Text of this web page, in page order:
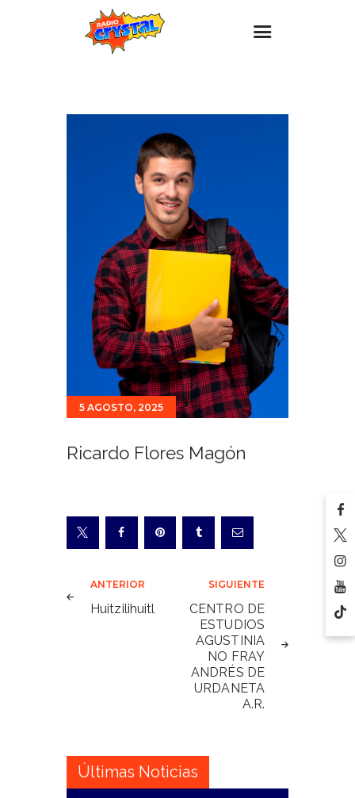
Promociones
Contacto
5 AGOSTO, 2025
Ricardo Flores Magón
Navegación
de
ANTERIOR
Huitzilihuitl
SIGUIENTE
CENTRO DE
ESTUDIOS
AGUSTINIA
NO FRAY
ANDRÉS DE
URDANETA
A.R.
Últimas Noticias